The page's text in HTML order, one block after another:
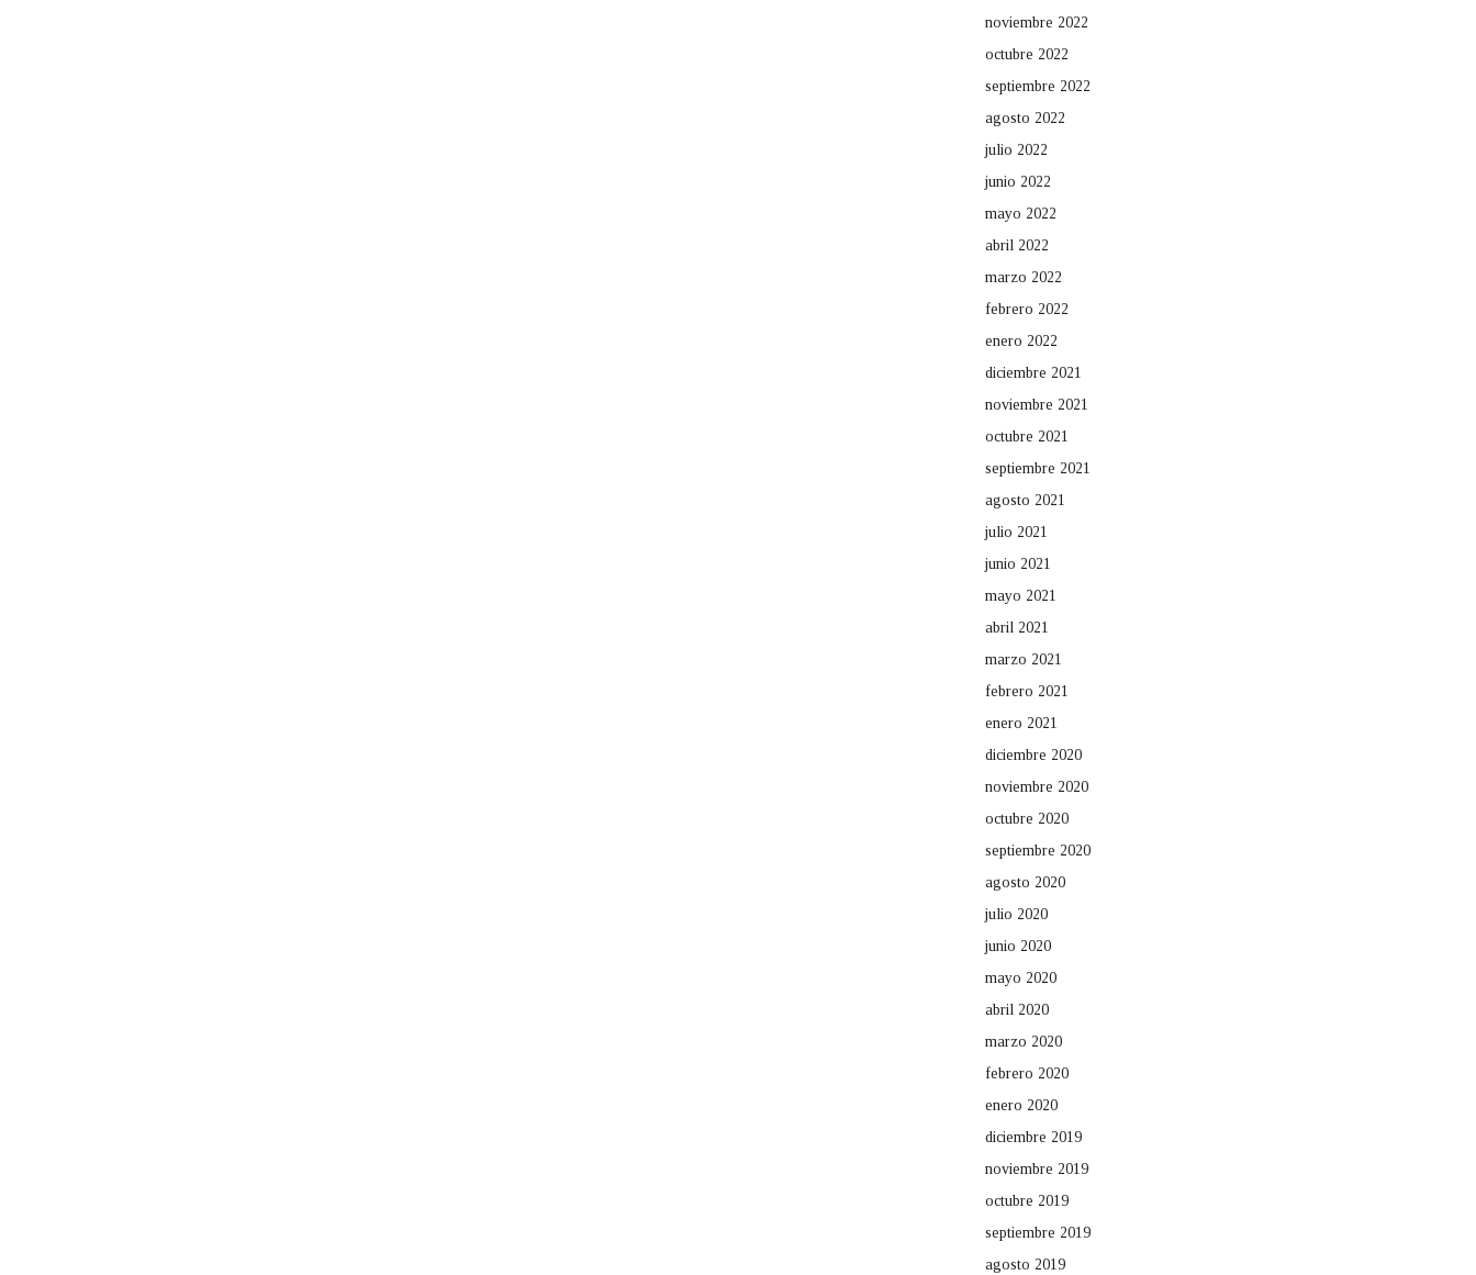
noviembre 2022
octubre 2022
septiembre 2022
agosto 2022
julio 2022
junio 2022
mayo 2022
abril 2022
marzo 2022
febrero 2022
enero 2022
diciembre 2021
noviembre 2021
octubre 2021
septiembre 2021
agosto 2021
julio 2021
junio 2021
mayo 2021
abril 2021
marzo 2021
febrero 2021
enero 2021
diciembre 2020
noviembre 2020
octubre 2020
septiembre 2020
agosto 2020
julio 2020
junio 2020
mayo 2020
abril 2020
marzo 2020
febrero 2020
enero 2020
diciembre 2019
noviembre 2019
octubre 2019
septiembre 2019
agosto 2019